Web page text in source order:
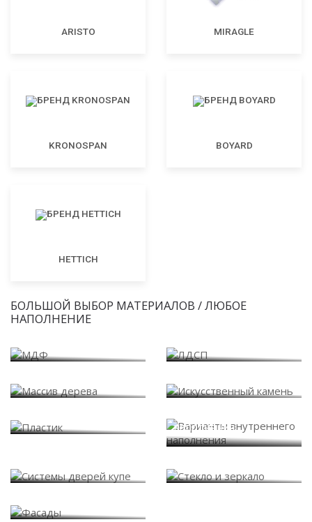
ARISTO MIRAGLE
KRONOSPAN BOYARD
HETTICH
БОЛЬШОЙ ВЫБОР МАТЕРИАЛОВ / ЛЮБОЕ
НАПОЛНЕНИЕ
наполнения